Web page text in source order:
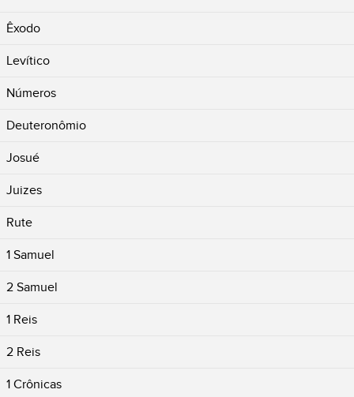
Êxodo
Levítico
Números
Deuteronômio
Josué
Juizes
Rute
1 Samuel
2 Samuel
1 Reis
2 Reis
1 Crônicas